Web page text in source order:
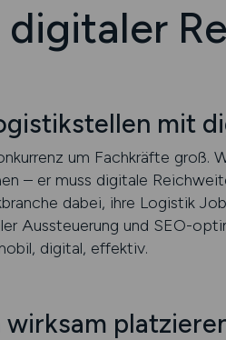
mit
um Fachkräfte groß.
– er muss digitale
dabei, ihre Logistik
Aussteuerung und SEO-
digital, effektiv.